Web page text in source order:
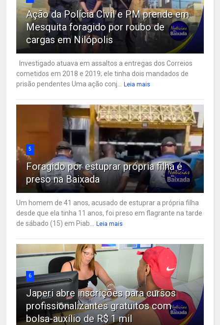
Ação da Polícia Civil e PM prende em
Mesquita foragido por roubo de
cargas em Nilópolis
Investigado atuava em assaltos a entregas dos Correios
cometidos em 2018 e 2019; ele tinha dois mandados de
prisão pendentes Uma ação conj...
Leia mais
5
Foragido por estuprar própria filha é
preso na Baixada
Um homem de 41 anos, acusado de estuprar a própria filha
desde que ela tinha 11 anos, foi preso em flagrante na tarde
de sábado (15) em Piab...
Leia mais
6
Japeri abre inscrições para cursos
profissionalizantes gratuitos com
bolsa-auxílio de R$ 1 mil